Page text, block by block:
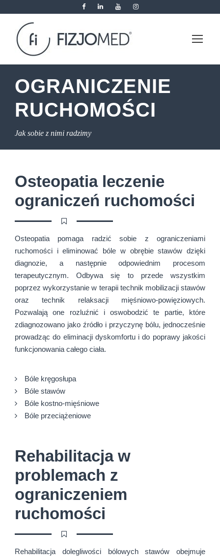
OGRANICZENIE
RUCHOMOŚCI
Jak sobie z nimi radzimy
Osteopatia leczenie
ograniczeń ruchomości
Osteopatia pomaga radzić sobie z ograniczeniami
ruchomości i eliminować bóle w obrębie stawów dzięki
diagnozie, a następnie odpowiednim procesom
terapeutycznym. Odbywa się to przede wszystkim
poprzez wykorzystanie w terapii technik mobilizacji stawów
oraz technik relaksacji mięśniowo-powięziowych.
Pozwalają one rozluźnić i oswobodzić te partie, które
zdiagnozowano jako źródło i przyczynę bólu, jednocześnie
prowadząc do eliminacji dyskomfortu i do poprawy jakości
funkcjonowania całego ciała.
Bóle kręgosłupa
Bóle stawów
Bóle kostno-mięśniowe
Bóle przeciążeniowe
Rehabilitacja w
problemach z
ograniczeniem
ruchomości
Rehabilitacja dolegliwości bólowych stawów obejmuje